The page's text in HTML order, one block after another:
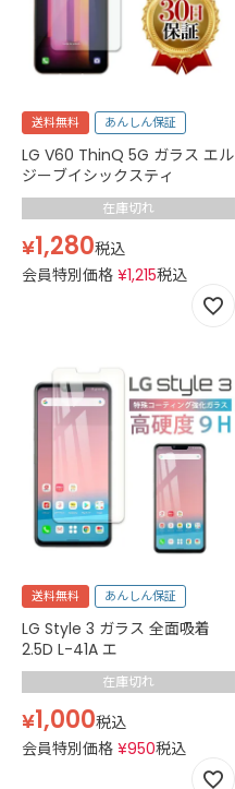
送料無料 あんしん保証
LG V60 ThinQ 5G ガラス エル
ジーブイシックスティ
在庫切れ
¥1,280税込
会員特別価格 ¥1,215税込
送料無料 あんしん保証
LG Style 3 ガラス 全面吸着
2.5D L-41A エ
在庫切れ
¥1,000税込
会員特別価格 ¥950税込